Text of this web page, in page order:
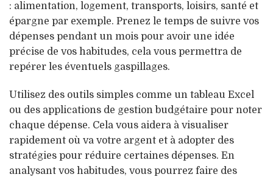
: alimentation, logement, transports, loisirs, santé et
épargne par exemple. Prenez le temps de suivre vos
dépenses pendant un mois pour avoir une idée
précise de vos habitudes, cela vous permettra de
repérer les éventuels gaspillages.
Utilisez des outils simples comme un tableau Excel
ou des applications de gestion budgétaire pour noter
chaque dépense. Cela vous aidera à visualiser
rapidement où va votre argent et à adopter des
stratégies pour réduire certaines dépenses. En
analysant vos habitudes, vous pourrez faire des